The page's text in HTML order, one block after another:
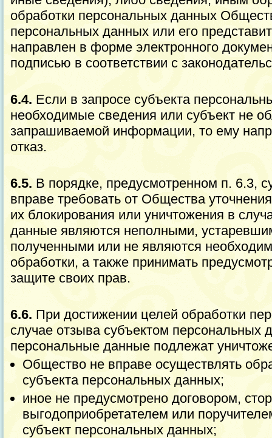
обработки персональных данных
персональных данных или его
направлен в форме электронного
подписью в соответствии с
6.4. Если в запросе субъекта
необходимые сведения или субъект не
запрашиваемой информации, то ему
отказ.
6.5. В порядке, предусмотренном п. 6.3,
вправе требовать от Общества
их блокирования или уничтожения в
данные являются неполными,
полученными или не являются
обработки, а также принимать
защите своих прав.
6.6. При достижении целей обработки
случае отзыва субъектом персональных
персональные данные подлежат
Общество не вправе осуществлять
субъекта персональных данных;
иное не предусмотрено договором,
выгодоприобретателем или
субъект персональных данных;